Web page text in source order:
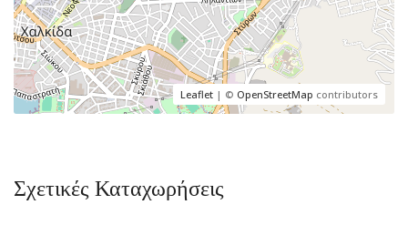
Leaflet | © OpenStreetMap contributors
Σχετικές Καταχωρήσεις